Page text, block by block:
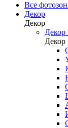
Все
Декор
Декор
Декор
Декор